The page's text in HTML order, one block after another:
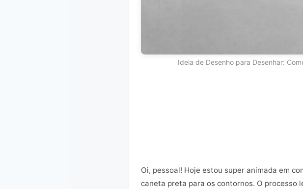
Ideia de Desenho para Desenhar:
Oi, pessoal! Hoje estou super animada em
caneta preta para os contornos. O processo